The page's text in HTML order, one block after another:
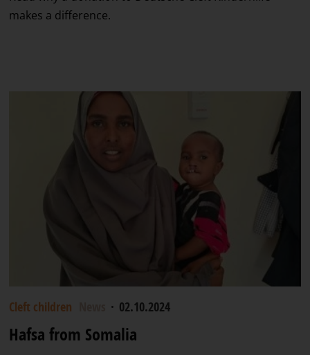
makes a difference.
Cleft children · 02.10.2024
Hafsa from Somalia